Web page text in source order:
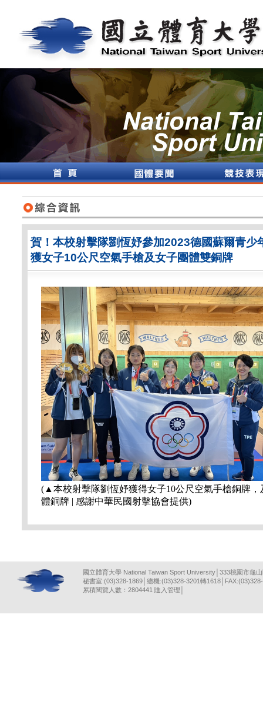
賀！本校射擊隊劉恆妤參加2023德國蘇爾青少
獲女子10公尺空氣手槍及女子團體雙銅牌
(▲本校射擊隊劉恆妤獲得女子10公尺空氣手槍銅牌，
體銅牌 | 感謝中華民國射擊協會提供)
國立體育大學 National Taiwan Sport University│333桃園市龜
秘書室:(03)328-1869│總機:(03)328-3201轉
累積閱覽人數：2804441∣ 進入管理